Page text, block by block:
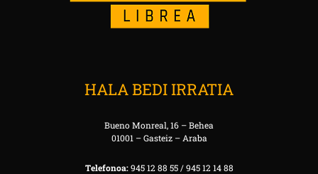
HALA BEDI IRRATIA
Bueno Monreal, 16 – Behea
01001 – Gasteiz – Araba
Telefonoa:945 12 88 55 / 945 12 14 88